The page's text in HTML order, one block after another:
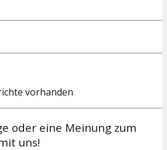
vorhanden
oder eine Meinung zum
uns!